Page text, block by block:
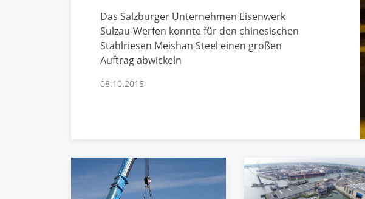
Das Salzburger Unternehmen Eisenwerk
Sulzau-Werfen konnte für den chinesischen
Stahlriesen Meishan Steel einen großen
Auftrag abwickeln
08.10.2015